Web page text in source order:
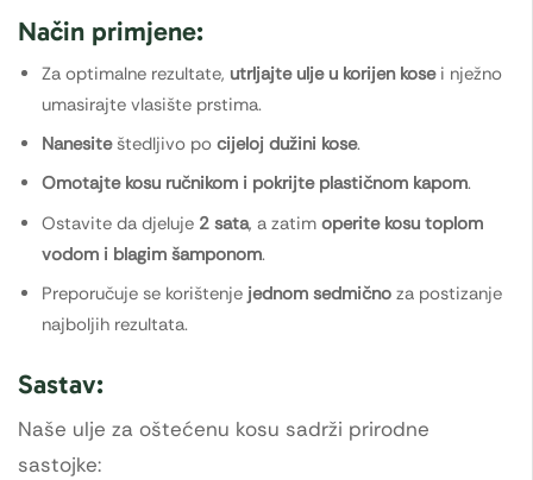
Način primjene:
Za optimalne rezultate, utrljajte ulje u korijen kosei nježno
umasirajte vlasište prstima.
Nanesiteštedljivo po cijeloj dužini kose.
Omotajte kosu ručnikom i pokrijte plastičnom kapom.
Ostavite da djeluje 2 sata, a zatim operite kosu toplom
vodom i blagim šamponom.
Preporučuje se korištenje jednom sedmično za postizanje
najboljih rezultata.
Sastav:
Naše ulje za oštećenu kosu sadrži prirodne
sastojke: